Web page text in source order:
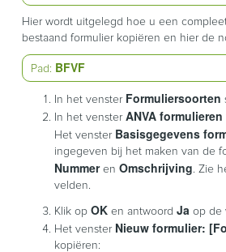
Hier wordt uitgelegd hoe u een
bestaand formulier kopiëren en hier de
Pad: BFVF
In het venster Formuliersoorten
In het venster ANVA
Het venster Basisgegevens
ingegeven bij het maken van de
Nummer en Omschrijving . Zie
velden.
Klik op OK en antwoord Ja op de
Het venster Nieuw formulier:
kopiëren: